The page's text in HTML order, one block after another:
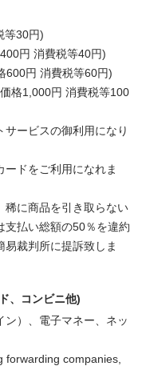
等30円)
円 消費税等40円)
600円 消費税等60円)
格1,000円 消費税等100
ービスの御利用になり
ードをご利用になれま
に商品を引き取らない
支払い総額の50％を違約
裁判所に提訴致しま
、コンビニ他)
ン）、電子マネー、ネッ
companies,